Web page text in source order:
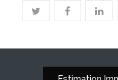
twitterfacebook